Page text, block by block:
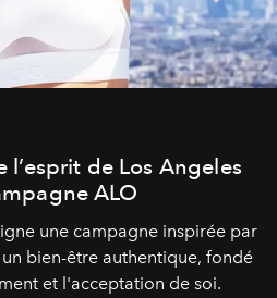
de Los Angeles
ALO
une campagne inspirée par
bien-être authentique, fondé
et l'acceptation de soi.